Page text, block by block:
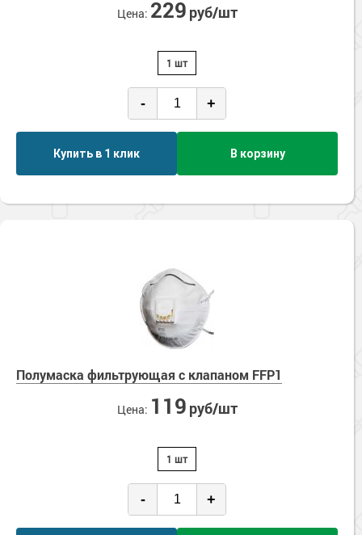
Цена: 229 руб/шт
1 шт
- +
Купить в 1 клик В корзину
Полумаска фильтрующая с клапаном FFP1
Цена: 119 руб/шт
1 шт
- +